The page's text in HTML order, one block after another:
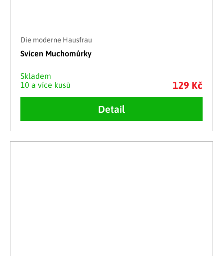
Die moderne Hausfrau
Svícen Muchomůrky
Skladem
10 a více kusů
129 Kč
Detail